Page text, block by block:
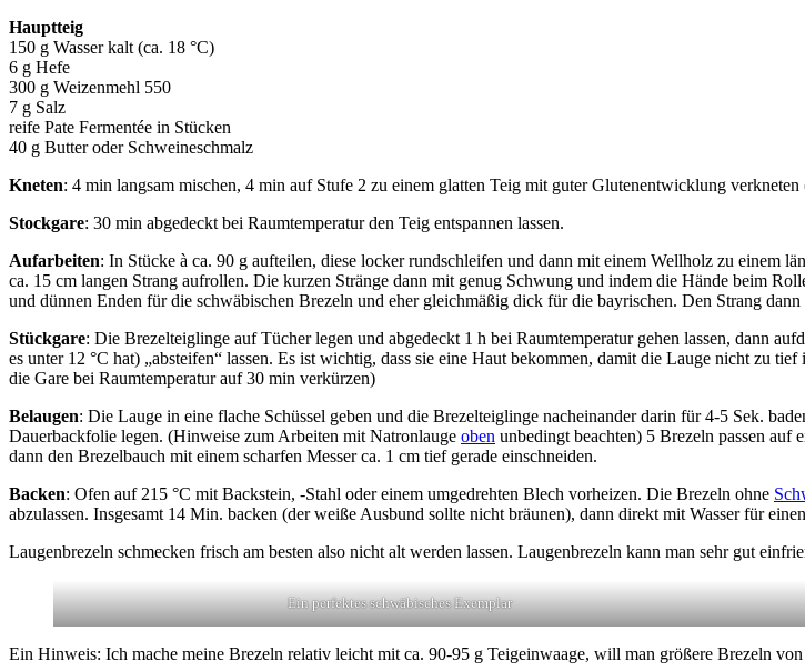
Hauptteig
150 g Wasser kalt (ca. 18 °C)
6 g Hefe
300 g Weizenmehl 550
7 g Salz
reife Pate Fermentée in Stücken
40 g Butter oder Schweineschmalz
Kneten: 4 min langsam mischen, 4 min auf Stufe 2 zu einem glatten Teig mit guter Glutenentwicklung verkneten
Stockgare: 30 min abgedeckt bei Raumtemperatur den Teig entspannen lassen.
Aufarbeiten: In Stücke à ca. 90 g aufteilen, diese locker rundschleifen und dann mit einem Wellholz zu einem
ca. 15 cm langen Strang aufrollen. Die kurzen Stränge dann mit genug Schwung und indem die Hände beim
und dünnen Enden für die schwäbischen Brezeln und eher gleichmäßig dick für die bayrischen. Den Strang
Stückgare: Die Brezelteiglinge auf Tücher legen und abgedeckt 1 h bei Raumtemperatur gehen lassen, dann
es unter 12 °C hat) „absteifen“ lassen. Es ist wichtig, dass sie eine Haut bekommen, damit die Lauge nicht zu
die Gare bei Raumtemperatur auf 30 min verkürzen)
Belaugen: Die Lauge in eine flache Schüssel geben und die Brezelteiglinge nacheinander darin für 4-5 Sek.
Dauerbackfolie legen. (Hinweise zum Arbeiten mit Natronlauge oben unbedingt beachten) 5 Brezeln passen auf
dann den Brezelbauch mit einem scharfen Messer ca. 1 cm tief gerade einschneiden.
Backen: Ofen auf 215 °C mit Backstein, -Stahl oder einem umgedrehten Blech vorheizen. Die Brezeln ohne
abzulassen. Insgesamt 14 Min. backen (der weiße Ausbund sollte nicht bräunen), dann direkt mit Wasser für
Laugenbrezeln schmecken frisch am besten also nicht alt werden lassen. Laugenbrezeln kann man sehr gut
Ein perfektes schwäbisches Exemplar
Ein Hinweis: Ich mache meine Brezeln relativ leicht mit ca. 90-95 g Teigeinwaage, will man größere Brezeln